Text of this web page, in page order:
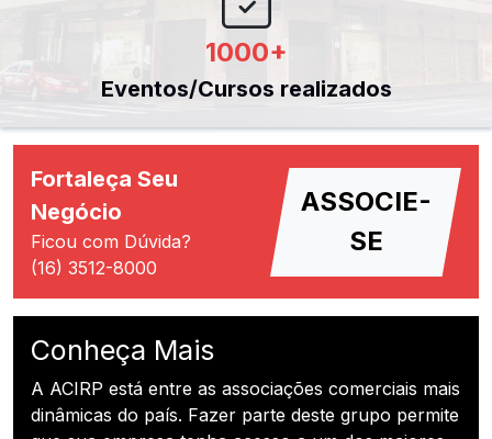
1000+
Eventos/Cursos realizados
Fortaleça Seu
Negócio
Ficou com Dúvida?
(16) 3512-8000
ASSOCIE-
SE
Conheça Mais
A ACIRP está entre as associações comerciais mais
dinâmicas do país. Fazer parte deste grupo permite